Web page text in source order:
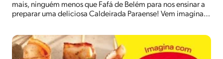
mais, ninguém menos que Fafá de Belém para nos ensinar a
preparar uma deliciosa Caldeirada Paraense! Vem imaginar